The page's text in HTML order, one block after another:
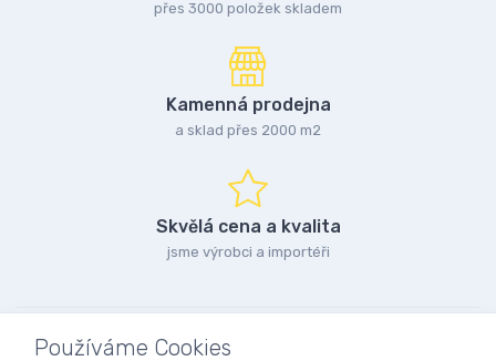
přes 3000 položek skladem
Kamenná prodejna
a sklad přes 2000 m2
Skvělá cena a kvalita
jsme výrobci a importéři
Používáme Cookies